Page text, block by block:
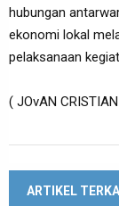
hubungan
ekonomi lokal
pelaksanaan
( JOvAN
ARTIKEL